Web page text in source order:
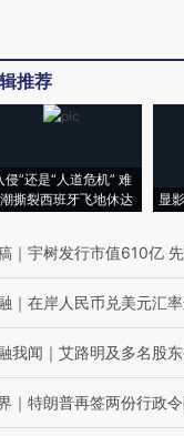
推荐
侵”还是“人道危机” 难
撕裂西班牙飞地休达
显
｜ 宇树发行市值610亿
｜ 在岸人民币兑美元汇
我闻 ｜ 艾路明及多名股
｜ 特朗普再签两份行政